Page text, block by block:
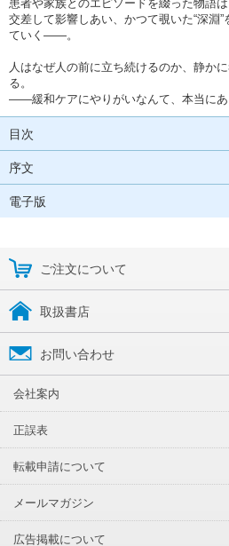
患者や家族とのエピソードを綴った物語
交差して影響しあい、かつて覗いた“深淵
ていく――。
人はなぜ人の前に立ち続けるのか、静か
る。
――緩和ケアにやりがいなんて、本当にあ
目次
序文
電子版
ご注文について
取扱書店
お問い合わせ
会社案内
正誤表
転載申請について
メールマガジン
広告掲載について